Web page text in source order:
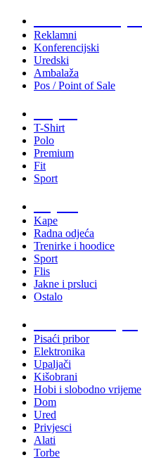
Reklamni
Konferencijski
Uredski
Ambalaža
Pos / Point of Sale
T-Shirt
Polo
Premium
Fit
Sport
Kape
Radna odjeća
Trenirke i hoodice
Sport
Flis
Jakne i prsluci
Ostalo
Pisaći pribor
Elektronika
Upaljači
Kišobrani
Hobi i slobodno vrijeme
Dom
Ured
Privjesci
Alati
Torbe